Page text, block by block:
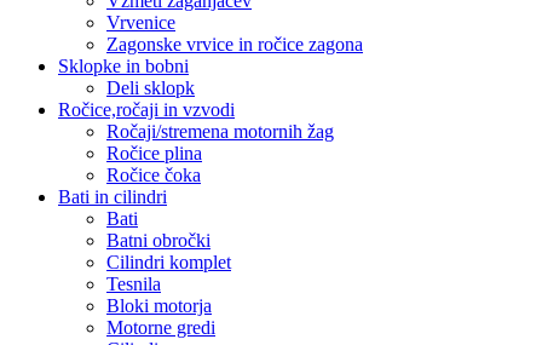
Vrvenice
Zagonske vrvice in ročice zagona
Sklopke in bobni
Deli sklopk
Ročice,ročaji in vzvodi
Ročaji/stremena motornih žag
Ročice plina
Ročice čoka
Bati in cilindri
Bati
Batni obročki
Cilindri komplet
Tesnila
Bloki motorja
Motorne gredi